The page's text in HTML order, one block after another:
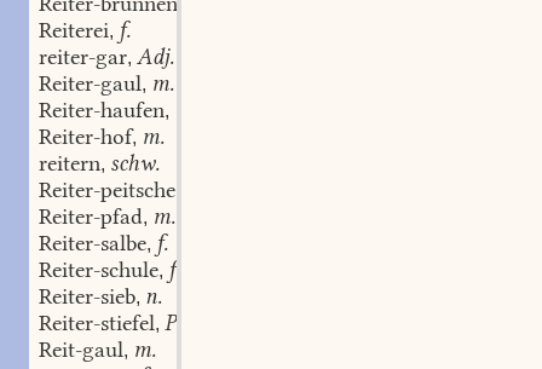
Reiterei, f.
reiter-gar, Adj.
Reiter-gaul, m.
Reiter-haufen,
Reiter-hof, m.
reitern, schw.
Reiter-peitsche
Reiter-pfad, m.
Reiter-salbe, f.
Reiter-schule, f.
Reiter-sieb, n.
Reiter-stiefel, Pl.
Reit-gaul, m.